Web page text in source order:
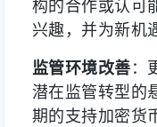
构的合作或认可
兴趣，并为新机
监管环境改善：
潜在监管转型的
期的支持加密货